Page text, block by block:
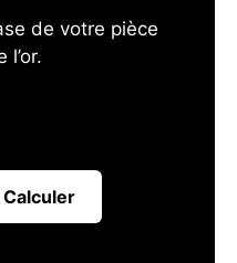
de votre pièce
Calculer